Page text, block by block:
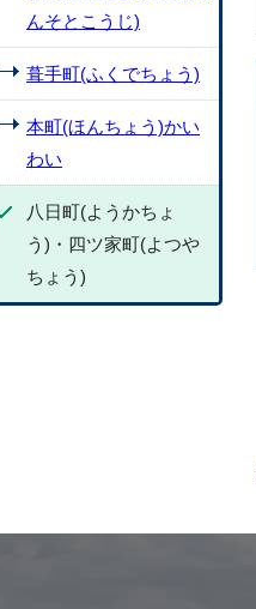
んそとこうじ)
葺手町(ふくでちょう)
本町(ほんちょう)かい
わい
八日町(ようかちょ
う)・四ツ家町(よつや
ちょう)